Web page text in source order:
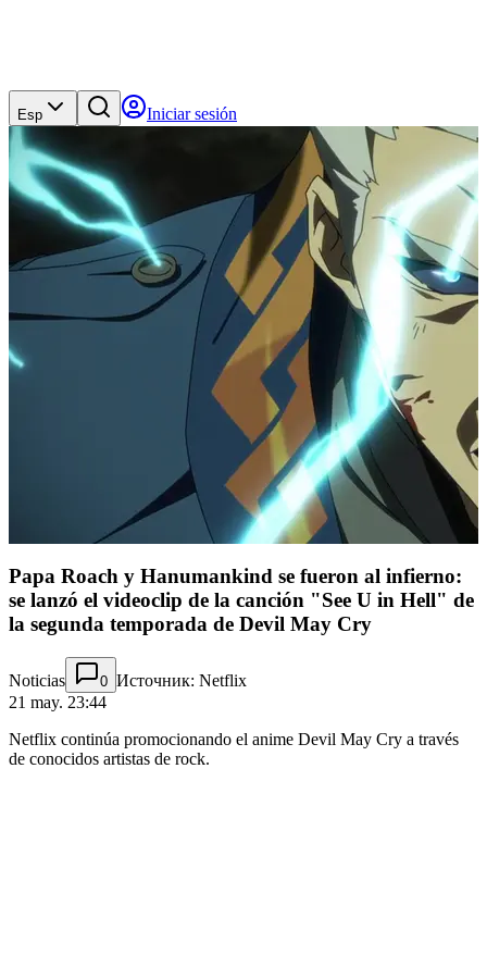
Esp Iniciar sesión
Papa Roach y Hanumankind se fueron al infierno:
se lanzó el videoclip de la canción "See U in Hell" de
la segunda temporada de Devil May Cry
Noticias 0 Источник: Netflix
21 may. 23:44
Netflix continúa promocionando el anime Devil May Cry a través
de conocidos artistas de rock.